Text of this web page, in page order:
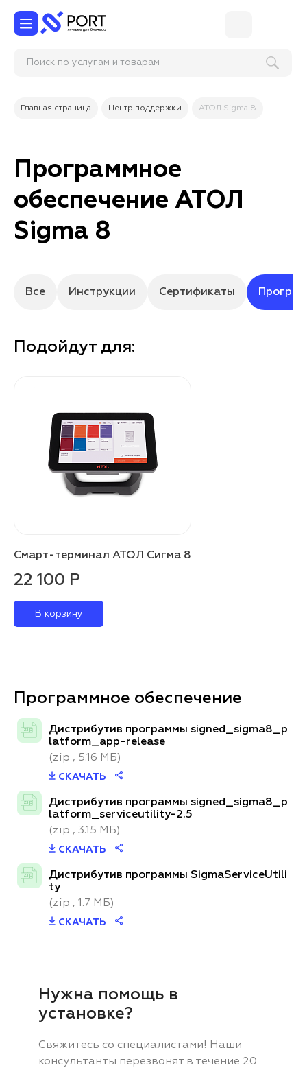
Поиск по услугам и товарам
Главная страница Центр поддержки АТОЛ Sigma 8
Программное
обеспечение АТОЛ
Sigma 8
Все Инструкции Сертификаты
Подойдут для:
Смарт-терминал АТОЛ Сигма 8
22 100 Р
В корзину
Программное обеспечение
zip
Дистрибутив программы signed_sigma8_p
latform_app-release
(zip , 5.16 МБ)
СКАЧАТЬ
zip
Дистрибутив программы signed_sigma8_p
latform_serviceutility-2.5
(zip , 3.15 МБ)
СКАЧАТЬ
zip
Дистрибутив программы SigmaServiceUtili
ty
(zip , 1.7 МБ)
СКАЧАТЬ
Нужна помощь в
установке?
Свяжитесь со специалистами! Наши
консультанты перезвонят в течение 20